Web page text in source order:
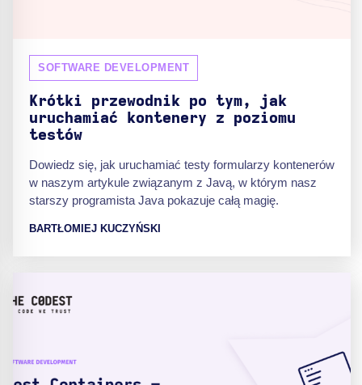
SOFTWARE DEVELOPMENT
Krótki przewodnik po tym, jak
uruchamiać kontenery z poziomu
testów
Dowiedz się, jak uruchamiać testy formularzy kontenerów
w naszym artykule związanym z Javą, w którym nasz
starszy programista Java pokazuje całą magię.
BARTŁOMIEJ KUCZYŃSKI